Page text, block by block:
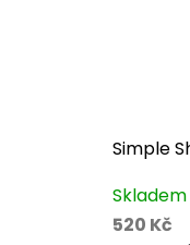
Simple
Skladem
520 Kč